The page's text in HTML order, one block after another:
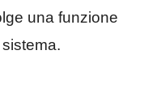
una funzione